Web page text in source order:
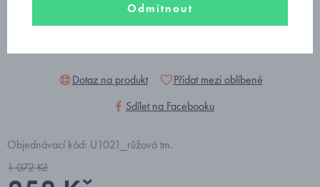
Dotaz na produkt
Přidat mezi oblíbené
Sdílet na Facebooku
Objednávací kód: U1021_růžová tm.
1 072 Kč
Odmítnout